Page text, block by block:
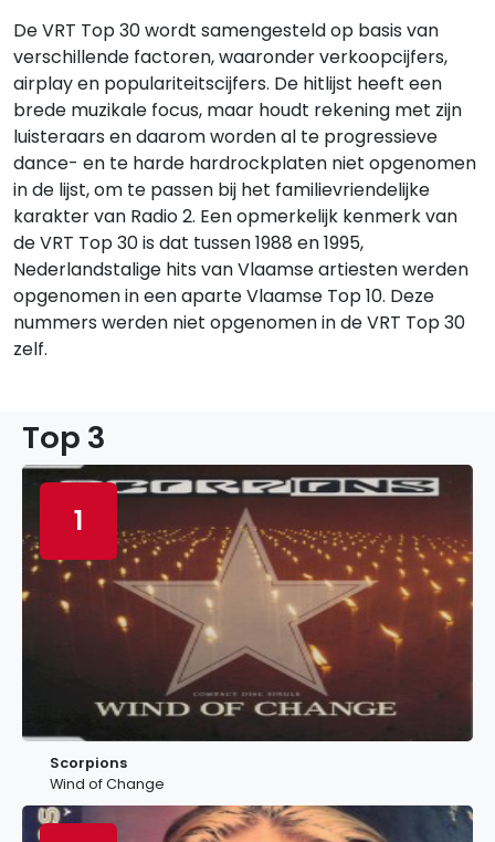
De VRT Top 30 wordt samengesteld op basis van
verschillende factoren, waaronder verkoopcijfers,
airplay en populariteitscijfers. De hitlijst heeft een
brede muzikale focus, maar houdt rekening met zijn
luisteraars en daarom worden al te progressieve
dance- en te harde hardrockplaten niet opgenomen
in de lijst, om te passen bij het familievriendelijke
karakter van Radio 2. Een opmerkelijk kenmerk van
de VRT Top 30 is dat tussen 1988 en 1995,
Nederlandstalige hits van Vlaamse artiesten werden
opgenomen in een aparte Vlaamse Top 10. Deze
nummers werden niet opgenomen in de VRT Top 30
zelf.
Top 3
1
Scorpions
Wind of Change